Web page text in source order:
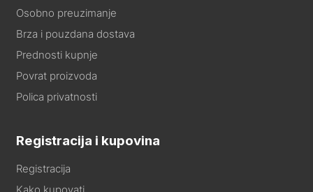
Osobno preuzimanje
Brza i pouzdana dostava
Prednosti kupnje
Povrat proizvoda
Polica privatnosti
Registracija i kupovina
Registracija